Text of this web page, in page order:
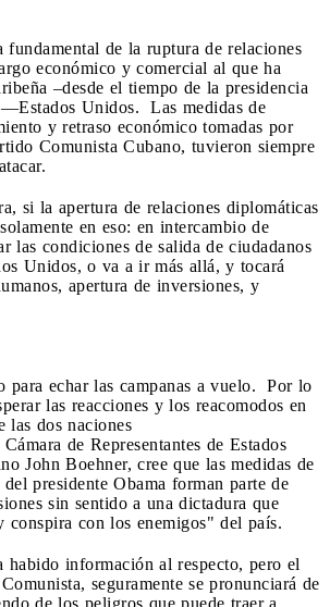
fundamental de la ruptura de relaciones
económico y comercial al que ha
–desde el tiempo de la presidencia
Unidos. Las medidas de
y retraso económico tomadas por
Comunista Cubano, tuvieron siempre
si la apertura de relaciones diplomáticas
en eso: en intercambio de
las condiciones de salida de ciudadanos
Unidos, o va a ir más allá, y tocará
apertura de inversiones, y
para echar las campanas a vuelo. Por lo
las reacciones y los reacomodos en
las dos naciones
de Representantes de Estados
John Boehner, cree que las medidas de
presidente Obama forman parte de
sin sentido a una dictadura que
conspira con los enemigos" del país.
información al respecto, pero el
seguramente se pronunciará de
de los peligros que puede traer a